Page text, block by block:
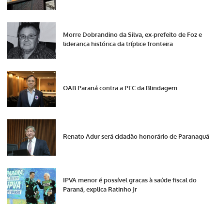
Morre Dobrandino da Silva, ex-prefeito de Foz e
liderança histórica da tríplice fronteira
OAB Paraná contra a PEC da Blindagem
Renato Adur será cidadão honorário de Paranaguá
IPVA menor é possível graças à saúde fiscal do
Paraná, explica Ratinho Jr